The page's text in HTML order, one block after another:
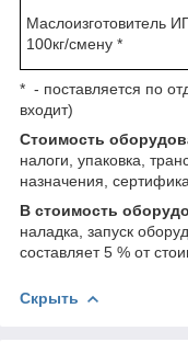
Маслоизготовитель
100кг/смену *
* - поставляется по
входит)
Стоимость
налоги, упаковка,
назначения,
В стоимость
наладка, запуск
составляет 5 % от
Скрыть